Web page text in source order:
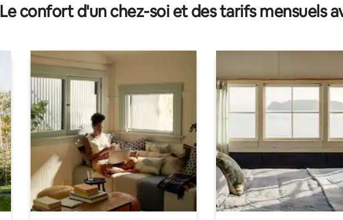
Le confort d'un chez-soi et des tarifs mensuels